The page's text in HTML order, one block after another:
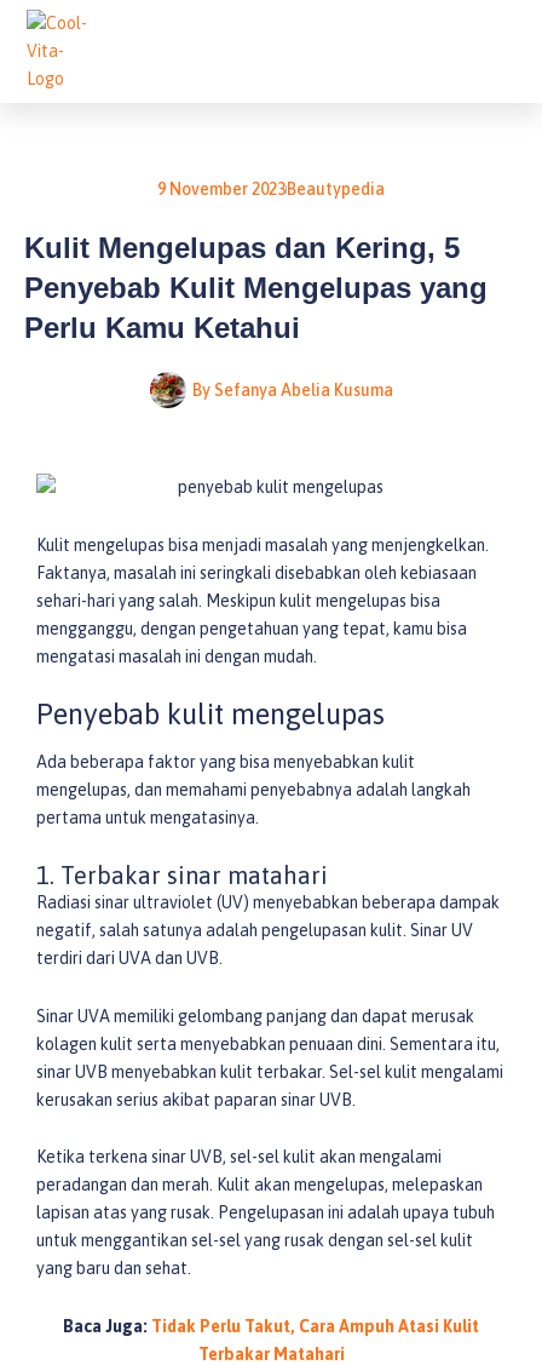
Lewati
konten
9 November 2023Beautypedia
Kulit Mengelupas dan Kering, 5
Penyebab Kulit Mengelupas yang
Perlu Kamu Ketahui
BySefanya Abelia Kusuma
Kulit mengelupas bisa menjadi masalah yang menjengkelkan.
Faktanya, masalah ini seringkali disebabkan oleh kebiasaan
sehari-hari yang salah. Meskipun kulit mengelupas bisa
mengganggu, dengan pengetahuan yang tepat, kamu bisa
mengatasi masalah ini dengan mudah.
Penyebab kulit mengelupas
Ada beberapa faktor yang bisa menyebabkan kulit
mengelupas, dan memahami penyebabnya adalah langkah
pertama untuk mengatasinya.
1. Terbakar sinar matahari
Radiasi sinar ultraviolet (UV) menyebabkan beberapa dampak
negatif, salah satunya adalah pengelupasan kulit. Sinar UV
terdiri dari UVA dan UVB.
Sinar UVA memiliki gelombang panjang dan dapat merusak
kolagen kulit serta menyebabkan penuaan dini. Sementara itu,
sinar UVB menyebabkan kulit terbakar. Sel-sel kulit mengalami
kerusakan serius akibat paparan sinar UVB.
Ketika terkena sinar UVB, sel-sel kulit akan mengalami
peradangan dan merah. Kulit akan mengelupas, melepaskan
lapisan atas yang rusak. Pengelupasan ini adalah upaya tubuh
untuk menggantikan sel-sel yang rusak dengan sel-sel kulit
yang baru dan sehat.
Baca Juga: Tidak Perlu Takut, Cara Ampuh Atasi Kulit
Terbakar Matahari